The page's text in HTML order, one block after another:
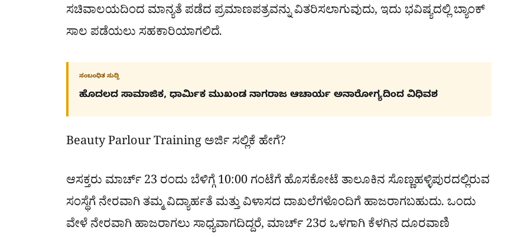
ಸಚಿವಾಲಯದಿಂದ ಮಾನ್ಯತೆ ಪಡೆದ ಪ್ರಮಾಣಪತ್ರವನ್ನು ವಿತರಿಸಲಾಗುವುದು, ಇದು ಭವಿಷ್ಯದಲ್ಲಿ ಬ್ಯಾಂಕ್
ಸಾಲ ಪಡೆಯಲು ಸಹಕಾರಿಯಾಗಲಿದೆ.
ಸಂಬಂಧಿತ ಸುದ್ದಿ
ಹೊದಲದ ಸಾಮಾಜಿಕ, ಧಾರ್ಮಿಕ ಮುಖಂಡ ನಾಗರಾಜ ಆಚಾರ್ಯ ಅನಾರೋಗ್ಯದಿಂದ ವಿಧಿವಶ
Beauty Parlour Training ಅರ್ಜಿ ಸಲ್ಲಿಕೆ ಹೇಗೆ?
ಆಸಕ್ತರು ಮಾರ್ಚ್ 23 ರಂದು ಬೆಳಿಗ್ಗೆ 10:00 ಗಂಟೆಗೆ ಹೊಸಕೋಟೆ ತಾಲೂಕಿನ ಸೊಣ್ಣಹಳ್ಳಿಪುರದಲ್ಲಿರುವ
ಸಂಸ್ಥೆಗೆ ನೇರವಾಗಿ ತಮ್ಮ ವಿದ್ಯಾರ್ಹತೆ ಮತ್ತು ವಿಳಾಸದ ದಾಖಲೆಗಳೊಂದಿಗೆ ಹಾಜರಾಗಬಹುದು. ಒಂದು
ವೇಳೆ ನೇರವಾಗಿ ಹಾಜರಾಗಲು ಸಾಧ್ಯವಾಗದಿದ್ದರೆ, ಮಾರ್ಚ್ 23ರ ಒಳಗಾಗಿ ಕೆಳಗಿನ ದೂರವಾಣಿ